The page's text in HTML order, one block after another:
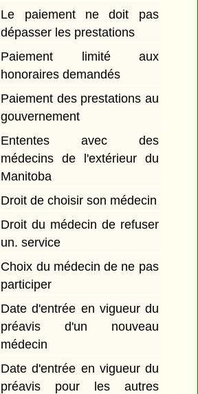
Le paiement ne doit pas
dépasser les prestations
Paiement limité aux
honoraires demandés
Paiement des prestations au
gouvernement
Ententes avec des
médecins de l'extérieur du
Manitoba
Droit de choisir son médecin
Droit du médecin de refuser
un. service
Choix du médecin de ne pas
participer
Date d'entrée en vigueur du
préavis d'un nouveau
médecin
Date d'entrée en vigueur du
préavis pour les autres